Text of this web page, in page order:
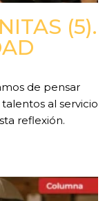
(5).
de pensar
al servicio
reflexión.